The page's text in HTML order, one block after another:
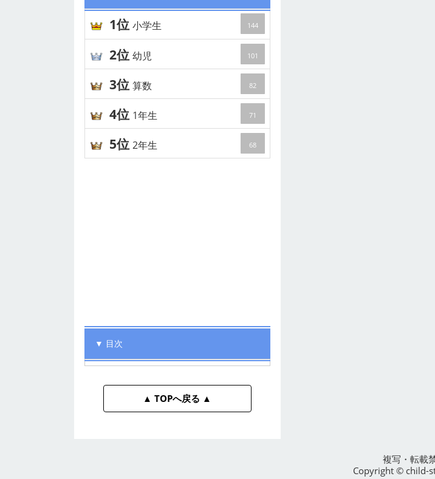
1位 小学生 144
2位 幼児 101
3位 算数 82
4位 1年生 71
5位 2年生 68
▼ 目次
▲ TOPへ戻る ▲
複写・転載
Copyright © child-